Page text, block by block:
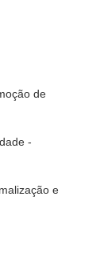
de
-
e